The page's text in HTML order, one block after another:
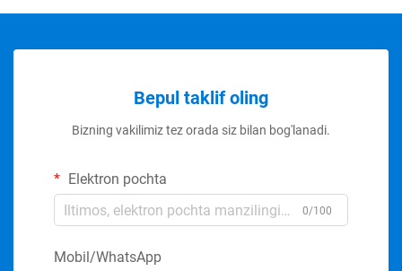
Bepul taklif oling
Bizning vakilimiz tez orada siz bilan bog'lanadi.
Elektron pochta
0/100
Mobil/WhatsApp